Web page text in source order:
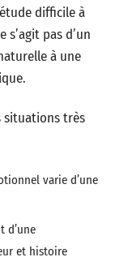
difficile à
pas d’un
à une
situations très
varie d’une
d’une
et histoire